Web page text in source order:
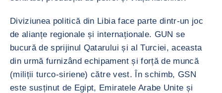
Diviziunea politică din Libia face parte dintr-un joc
de alianțe regionale și internaționale. GUN se
bucură de sprijinul Qatarului și al Turciei, aceasta
din urmă furnizând echipament și forță de muncă
(miliții turco-siriene) către vest. În schimb, GSN
este susținut de Egipt, Emiratele Arabe Unite și